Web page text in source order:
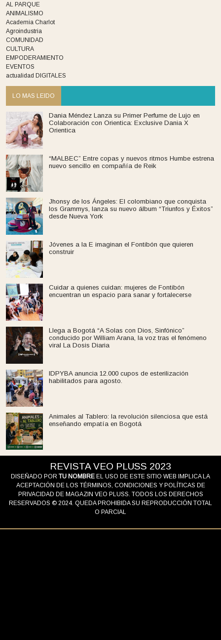
AL PARQUE
ANIMALISMO
Academia Charlot
Agroindustria
COMUNIDAD
CULTURA
EMPODERAMIENTO
EVENTOS
actualidad DIGITALES
LO MAS LEIDO
Dania Méndez Lanza su Primer Perfume de Lujo en
Colaboración con Orientica: Exclusive Dania X
Orientica
“MALBEC” Entre copas y nuevos ritmos Humbe estrena
nuevo sencillo en compañía de Reik
Jhonsy de los Ángeles: El colombiano que conquista
los Grammys, lanza su nuevo álbum “Triunfos y Éxitos”
desde Nueva York
Jóvenes a la E imaginan el Fontibón que quieren
construir
Cuidar a quienes cuidan: mujeres de Fontibón
encuentran un espacio para sanar y fortalecerse
Llega a Bogotá “A Solas con Dios, Sinfónico”
conducido por William Arana, la voz tras el fenómeno
viral La Dosis Diaria
IDPYBA anuncia 12.000 cupos de esterilización
habilitados para agosto.
Animales al Tablero: la revolución silenciosa que está
enseñando empatía en Bogotá
REVISTA VEO PLUSS 2023
DISEÑADO POR TU NOMBRE EL USO DE ESTE SITIO WEB IMPLICA LA
ACEPTACIÓN DE LOS TÉRMINOS, CONDICIONES Y POLÍTICAS DE
PRIVACIDAD DE MAGAZIN VEO PLUSS. TODOS LOS DERECHOS
RESERVADOS © 2024. QUEDA PROHIBIDA SU REPRODUCCIÓN TOTAL
O PARCIAL